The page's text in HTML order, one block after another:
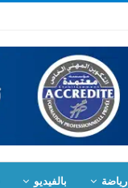
رياضة بالفيديو